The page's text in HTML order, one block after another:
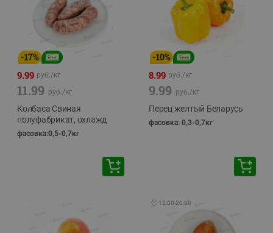
-17%
9.99 руб./кг
11.99 руб./кг
Колбаса Свиная
полуфабрикат, охлажд
фасовка:0,5-0,7кг
-10%
8.99 руб./кг
9.99 руб./кг
Перец желтый Беларусь
фасовка: 0,3-0,7кг
🕘 12:00-20:00